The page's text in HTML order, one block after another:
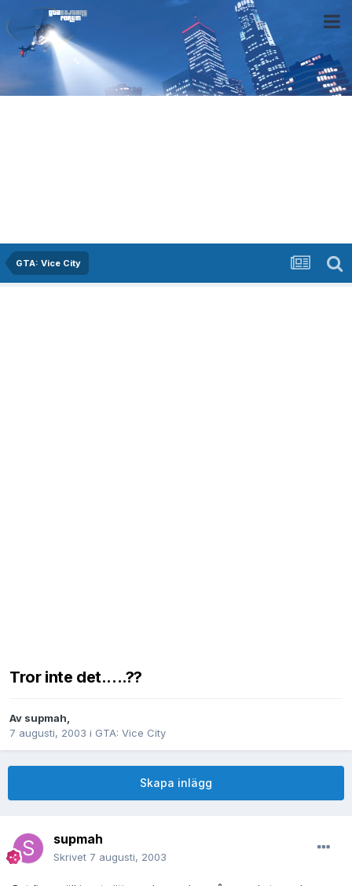
GTA: Vice City
Tror inte det.....??
Av supmah,
7 augusti, 2003 i GTA: Vice City
Skapa inlägg
supmah
Skrivet 7 augusti, 2003